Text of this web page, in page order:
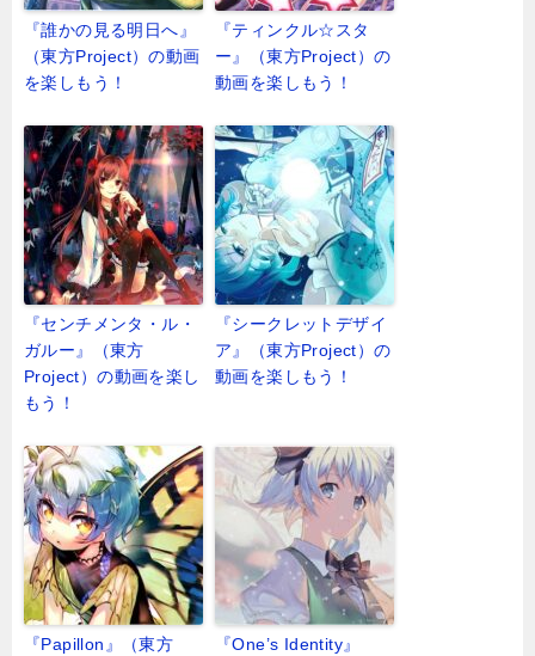
『誰かの見る明日へ』
（東方Project）の動画
を楽しもう！
『ティンクル☆スタ
ー』（東方Project）の
動画を楽しもう！
『センチメンタ・ル・
ガルー』（東方
Project）の動画を楽し
もう！
『シークレットデザイ
ア』（東方Project）の
動画を楽しもう！
『Papillon』（東方
『One’s Identity』